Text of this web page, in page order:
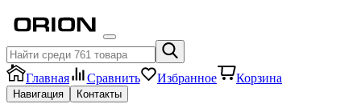
Главная Сравнить Избранное Корзина
Навигация Контакты